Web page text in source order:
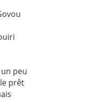
un peu
prêt